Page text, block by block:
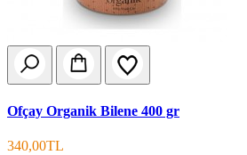
Ofçay Organik Bilene 400 gr
340,00TL